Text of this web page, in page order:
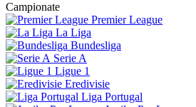
Campionate
Premier League
La Liga
Bundesliga
Serie A
Ligue 1
Eredivisie
Liga Portugal